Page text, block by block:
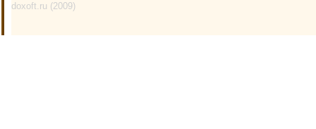
doxoft.ru (2009)